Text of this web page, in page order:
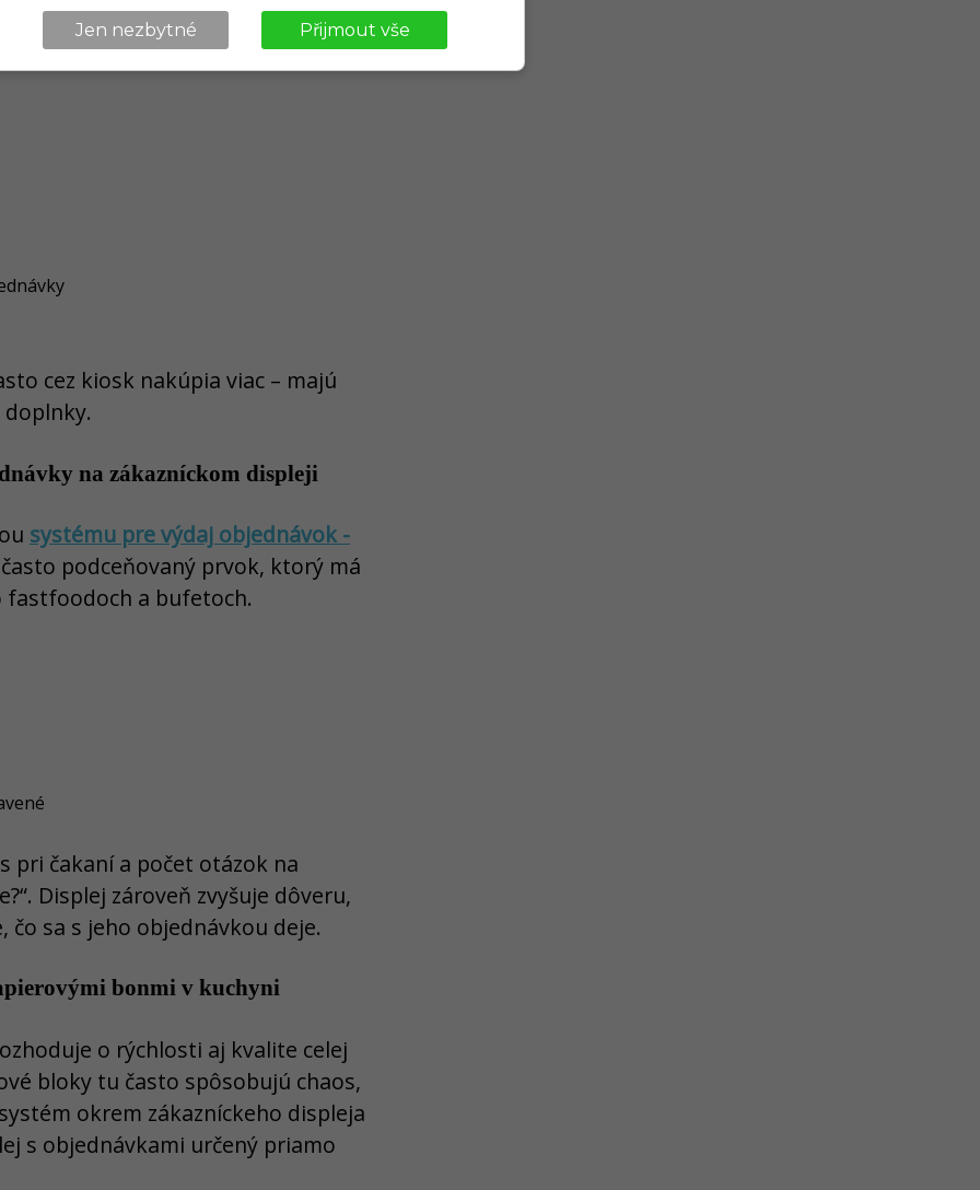
zásadne mení. Zákazník si
zaplatí a objednávka ide
cez kiosk nakúpia viac – majú
na zákazníckom displeji
systému pre výdaj objednávok -
podceňovaný prvok, ktorý má
fastfoodoch a bufetoch.
pri čakaní a počet otázok na
Displej zároveň zvyšuje dôveru,
čo sa s jeho objednávkou deje.
bonmi v kuchyni
o rýchlosti aj kvalite celej
bloky tu často spôsobujú chaos,
okrem zákazníckeho displeja
s objednávkami určený priamo
Jen nezbytné Přijmout vše